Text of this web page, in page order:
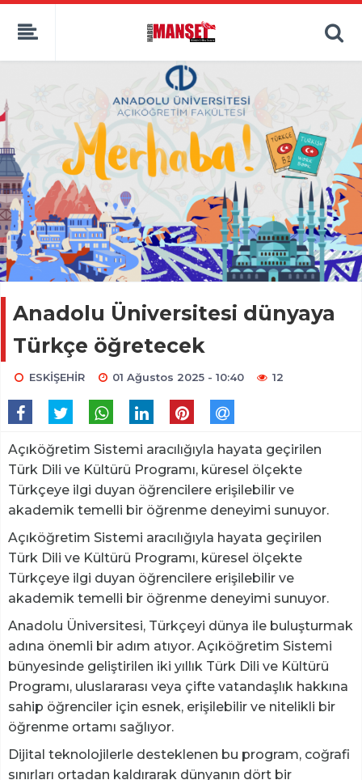
Anadolu Üniversitesi dünyaya
Türkçe öğretecek
ESKİŞEHİR 01 Ağustos 2025 - 10:40 12
Açıköğretim Sistemi aracılığıyla hayata geçirilen
Türk Dili ve Kültürü Programı, küresel ölçekte
Türkçeye ilgi duyan öğrencilere erişilebilir ve
akademik temelli bir öğrenme deneyimi sunuyor.
Açıköğretim Sistemi aracılığıyla hayata geçirilen
Türk Dili ve Kültürü Programı, küresel ölçekte
Türkçeye ilgi duyan öğrencilere erişilebilir ve
akademik temelli bir öğrenme deneyimi sunuyor.
Anadolu Üniversitesi, Türkçeyi dünya ile buluşturmak
adına önemli bir adım atıyor. Açıköğretim Sistemi
bünyesinde geliştirilen iki yıllık Türk Dili ve Kültürü
Programı, uluslararası veya çifte vatandaşlık hakkına
sahip öğrenciler için esnek, erişilebilir ve nitelikli bir
öğrenme ortamı sağlıyor.
Dijital teknolojilerle desteklenen bu program, coğrafi
sınırları ortadan kaldırarak dünyanın dört bir